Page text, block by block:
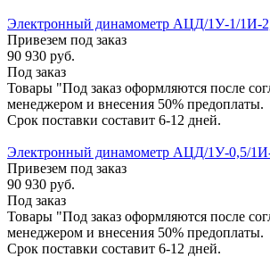
Электронный динамометр АЦД/1У-1/1И-2,
Привезем под заказ
90 930 руб.
Под заказ
Товары "Под заказ оформляются после
менеджером и внесения 50% предоплаты.
Срок поставки составит 6-12 дней.
Электронный динамометр АЦД/1У-0,5/1И-
Привезем под заказ
90 930 руб.
Под заказ
Товары "Под заказ оформляются после
менеджером и внесения 50% предоплаты.
Срок поставки составит 6-12 дней.